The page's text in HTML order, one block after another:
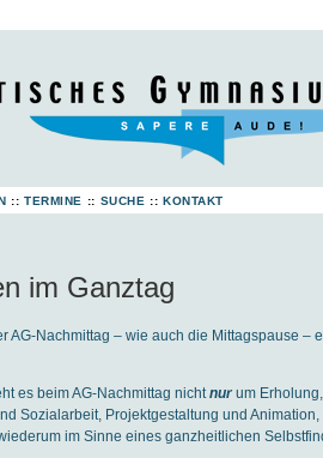
:: TERMINE :: SUCHE :: KONTAKT
im Ganztag
AG-Nachmittag – wie auch die Mittagspause
es beim AG-Nachmittag nicht nurum
Sozialarbeit, Projektgestaltung und
im Sinne eines ganzheitlichen